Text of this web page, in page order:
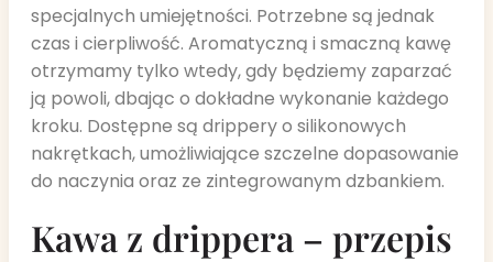
specjalnych umiejętności. Potrzebne są jednak
czas i cierpliwość. Aromatyczną i smaczną kawę
otrzymamy tylko wtedy, gdy będziemy zaparzać
ją powoli, dbając o dokładne wykonanie każdego
kroku. Dostępne są drippery o silikonowych
nakrętkach, umożliwiające szczelne dopasowanie
do naczynia oraz ze zintegrowanym dzbankiem.
Kawa z drippera – przepis